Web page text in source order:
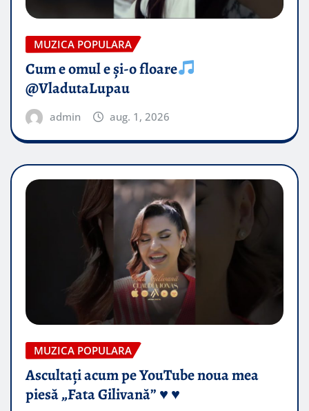
MUZICA POPULARA
Cum e omul e și-o floare
@VladutaLupau
admin aug. 1, 2026
MUZICA POPULARA
Ascultați acum pe YouTube noua mea
piesă „Fata Gilivană” ♥️ ♥️